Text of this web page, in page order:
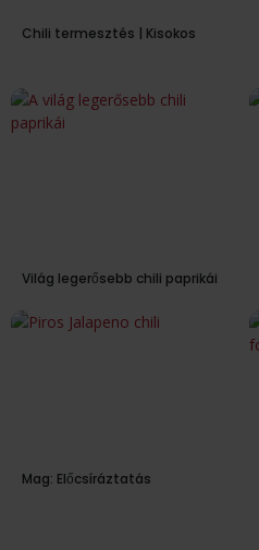
Chili termesztés | Kisokos
Világ legerősebb chili paprikái
Mag: Előcsíráztatás